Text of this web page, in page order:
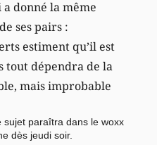
donné la même
ses pairs :
estiment qu’il est
tout dépendra de la
mais improbable
sujet paraîtra dans le woxx
dès jeudi soir.